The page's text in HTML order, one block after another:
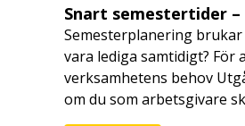
Snart semestertider
Semesterplanering
vara lediga samtidigt? För
verksamhetens behov
om du som arbetsgivare